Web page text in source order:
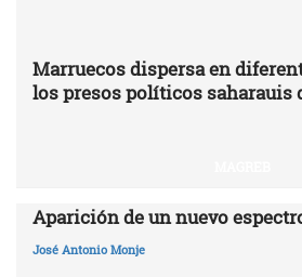
Marruecos dispersa en
los presos políticos saharauis
Aparición de un nuevo
José Antonio Monje